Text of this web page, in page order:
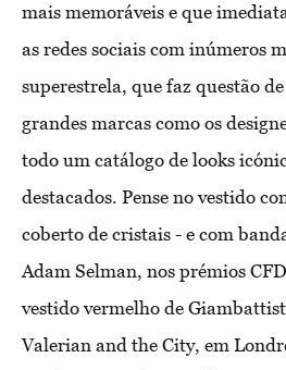
mais memoráveis e que
as redes sociais com inúmeros
superestrela, que faz questão
grandes marcas como os
todo um catálogo de looks
destacados. Pense no vestido
coberto de cristais - e com
Adam Selman, nos prémios
vestido vermelho de
Valerian and the City, em